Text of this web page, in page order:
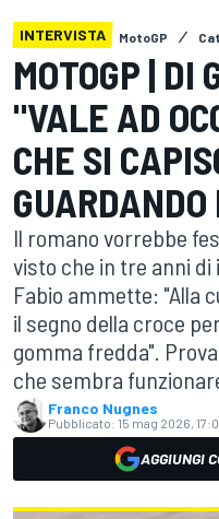
INTERVISTA MotoGP
MOTOGP | DI
"VALE AD
CHE SI
Il romano vorrebbe
visto che in tre anni di
Fabio ammette: "Alla
il segno della croce
gomma fredda".
che sembra
Franco Nugnes
Pubblicato: 15 mag 2026,
AGGIUNGI